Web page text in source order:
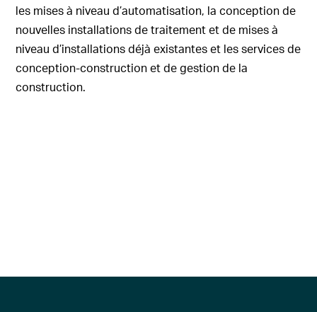
les mises à niveau d’automatisation, la conception de
nouvelles installations de traitement et de mises à
niveau d’installations déjà existantes et les services de
conception-construction et de gestion de la
construction.